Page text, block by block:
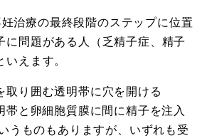
治療の最終段階のステップに位置
に問題がある人（乏精子症、精子
えます。
取り囲む透明帯に穴を開ける
帯と卵細胞質膜に間に精子を注入
うものもありますが、いずれも受